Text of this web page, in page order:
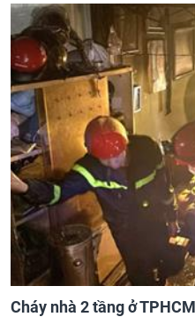
Cháy nhà 2 tầng ở